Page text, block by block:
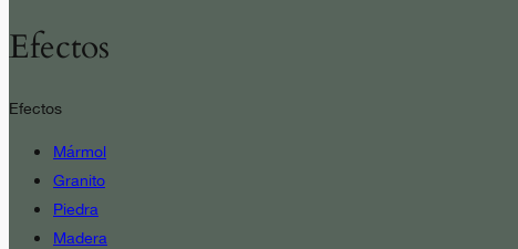
Efectos
Efectos
Mármol
Granito
Piedra
Madera